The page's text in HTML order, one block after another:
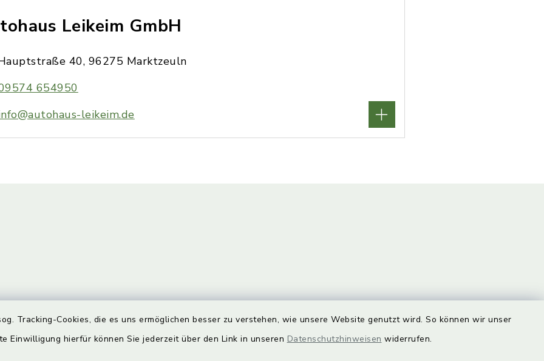
Tracking-Cookies, die es uns ermöglichen besser zu verstehen, wie unsere Website genutzt wird. So können wir unser
Einwilligung hierfür können Sie jederzeit über den Link in unseren Datenschutzhinweisen widerrufen.
Leikeim GmbH
40, 96275 Marktzeuln
654950
leikeim.de
Bürgersprechstunde Quicklinks
Landkreis Lichtenfels